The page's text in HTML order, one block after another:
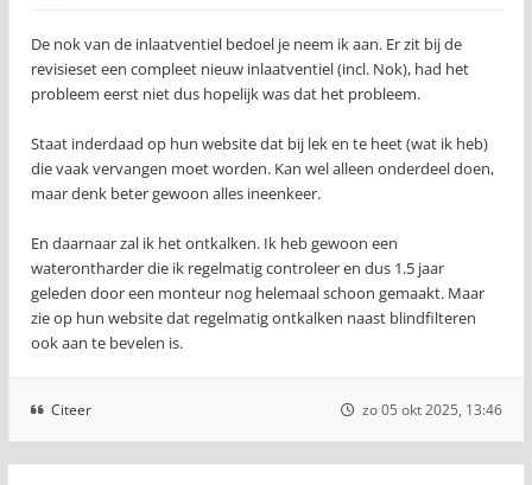
De nok van de inlaatventiel bedoel je neem ik aan. Er zit bij de
revisieset een compleet nieuw inlaatventiel (incl. Nok), had het
probleem eerst niet dus hopelijk was dat het probleem.
Staat inderdaad op hun website dat bij lek en te heet (wat ik heb)
die vaak vervangen moet worden. Kan wel alleen onderdeel doen,
maar denk beter gewoon alles ineenkeer.
En daarnaar zal ik het ontkalken. Ik heb gewoon een
waterontharder die ik regelmatig controleer en dus 1.5 jaar
geleden door een monteur nog helemaal schoon gemaakt. Maar
zie op hun website dat regelmatig ontkalken naast blindfilteren
ook aan te bevelen is.
Citeer zo 05 okt 2025, 13:46